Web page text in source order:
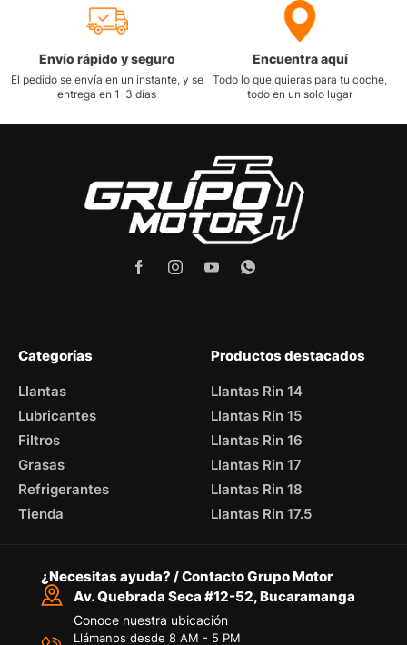
Envío rápido y seguro
El pedido se envía en un instante, y se
entrega en 1-3 días
Encuentra aquí
Todo lo que quieras para tu coche,
todo en un solo lugar
Categorías
Llantas
Lubricantes
Filtros
Grasas
Refrigerantes
Tienda
Productos destacados
Llantas Rin 14
Llantas Rin 15
Llantas Rin 16
Llantas Rin 17
Llantas Rin 18
Llantas Rin 17.5
¿Necesitas ayuda? / Contacto Grupo Motor
Av. Quebrada Seca #12-52, Bucaramanga
Conoce nuestra ubicación
Llámanos desde 8 AM - 5 PM